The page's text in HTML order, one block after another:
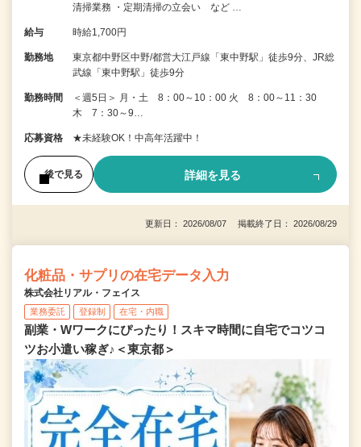
清掃業務 ・定期清掃の立会い など …
給与 時給1,700円
勤務地
東京都中野区中野/都営大江戸線「東中野駅」徒歩9分、JR総
武線「東中野駅」徒歩9分
勤務時間
＜週5日＞ 月・土 8：00～10：00 火 8：00～11：30
木 7：30～9…
応募資格 ★未経験OK！中高年活躍中！
後で見る 詳細を見る
更新日： 2026/08/07 掲載終了日： 2026/08/29
化粧品・サプリの在宅データ入力
株式会社リアル・フェイス
業務委託 登録制 在宅・内職
副業・Wワークにぴったり！スキマ時間に自宅でコツコ
ツお小遣い稼ぎ♪＜東京都＞